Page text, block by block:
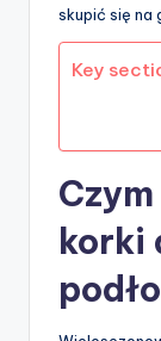
skupić się na
Key
korki